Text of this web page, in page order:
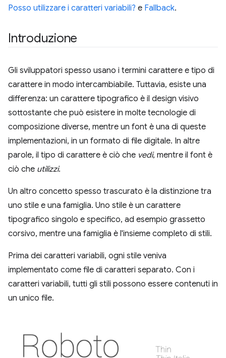
Posso utilizzare i caratteri variabili? e Fallback.
Introduzione
Gli sviluppatori spesso usano i termini carattere e tipo di
carattere in modo intercambiabile. Tuttavia, esiste una
differenza: un carattere tipografico è il design visivo
sottostante che può esistere in molte tecnologie di
composizione diverse, mentre un font è una di queste
implementazioni, in un formato di file digitale. In altre
parole, il tipo di carattere è ciò che vedi, mentre il font è
ciò che utilizzi.
Un altro concetto spesso trascurato è la distinzione tra
uno stile e una famiglia. Uno stile è un carattere
tipografico singolo e specifico, ad esempio grassetto
corsivo, mentre una famiglia è l'insieme completo di stili.
Prima dei caratteri variabili, ogni stile veniva
implementato come file di caratteri separato. Con i
caratteri variabili, tutti gli stili possono essere contenuti in
un unico file.